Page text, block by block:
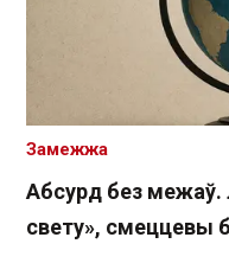
Абсурд без межаў.
свету», смеццевы
Замежжа